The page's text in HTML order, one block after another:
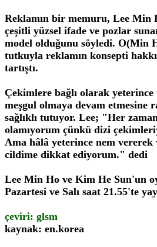
Reklamın bir memuru, Lee Min
çeşitli yüzsel ifade ve pozlar
model olduğunu söyledi. O(Min
tutkuyla reklamın konsepti
tartıştı.
Çekimlere bağlı olarak yeterince
meşgul olmaya devam etmesine
sağlıklı tutuyor. Lee; "Her
olamıyorum çünkü dizi
Ama hâlâ yeterince nem vererek
cildime dikkat ediyorum." dedi
Lee Min Ho ve Kim He Sun'un
Pazartesi ve Salı saat 21.55'te
çeviri: glsm
kaynak: en.korea